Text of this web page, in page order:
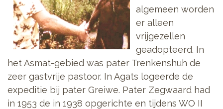
algemeen worden
er alleen
vrijgezellen
geadopteerd. In
het Asmat-gebied was pater Trenkenshuh de
zeer gastvrije pastoor. In Agats logeerde de
expeditie bij pater Greiwe. Pater Zegwaard had
in 1953 de in 1938 opgerichte en tijdens WO II